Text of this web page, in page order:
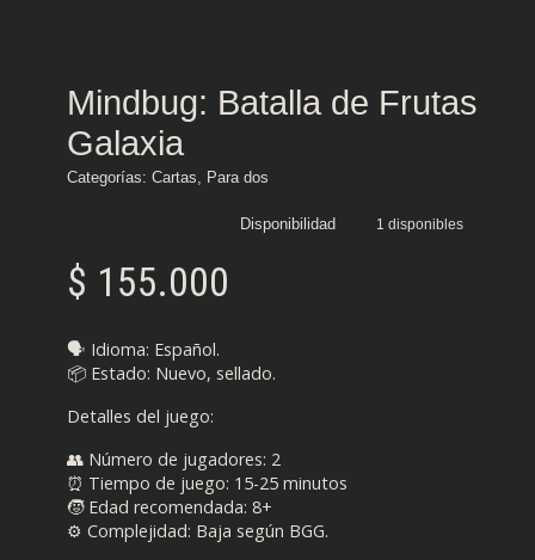
Mindbug: Batalla de Frutas
Galaxia
Categorías: Cartas Para dos
Disponibilidad 1 disponibles
$ 155.000
🗣️ Idioma: Español.
📦 Estado: Nuevo, sellado.
Detalles del juego:
👥 Número de jugadores: 2
⏰ Tiempo de juego: 15-25 minutos
🧒 Edad recomendada: 8+
⚙️ Complejidad: Baja según BGG.